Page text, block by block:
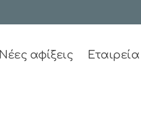
Νέες αφίξεις Εταιρεία